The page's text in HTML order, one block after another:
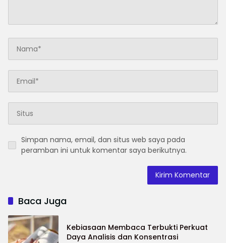
Simpan nama, email, dan situs web saya pada
peramban ini untuk komentar saya berikutnya.
Baca Juga
Kebiasaan Membaca Terbukti Perkuat
Daya Analisis dan Konsentrasi